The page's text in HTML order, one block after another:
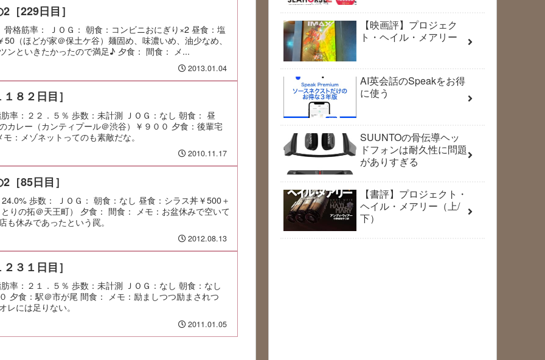
［229日目］
格筋率： ＪＯＧ： 朝食：コンビニおにぎり×2 昼食：塩
（ほどが家＠保土ケ谷）麺固め、味濃いめ、油少なめ、
といきたかったので満足♪ 夕食： 間食： メ...
2013.01.04
８２日目］
率：２２．５％ 歩数：未計測 ＪＯＧ：なし 朝食： 昼
カレー（カンティプール＠渋谷）￥９００ 夕食：後輩宅
：メゾネットってのも素敵だな。
2010.11.17
［85日目］
歩数： ＪＯＧ： 朝食：なし 昼食：シラス丼￥500＋
りの拓＠天王町） 夕食： 間食： メモ：お盆休みで空いて
休みであったという罠。
2012.08.13
３１日目］
率：２１．５％ 歩数：未計測 ＪＯＧ：なし 朝食：なし
夕食：駅＠市が尾 間食： メモ：励ましつつ励まされつ
には足りない。
2011.01.05
【映画評】プロジェク
ト・ヘイル・メアリー
AI英会話のSpeakをお得
に使う
SUUNTOの骨伝導ヘッ
ドフォンは耐久性に問題
がありすぎる
【書評】プロジェクト・
ヘイル・メアリー（上/
下）